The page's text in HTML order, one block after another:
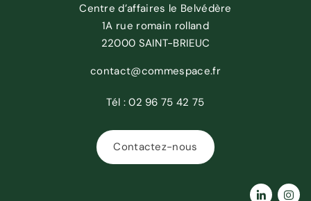
Centre d’affaires le Belvédère
1A rue romain rolland
22000 SAINT-BRIEUC
contact@commespace.fr
Tél :02 96 75 42 75
Contactez-nous